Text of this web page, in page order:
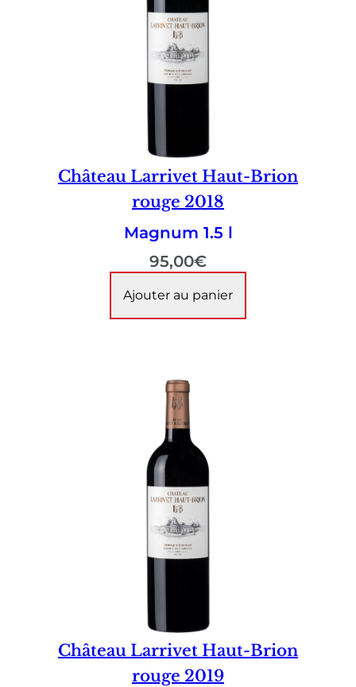
Château Larrivet Haut-Brion
rouge 2018
Magnum 1.5 l
95,00€
Ajouter au panier
Château Larrivet Haut-Brion
rouge 2019